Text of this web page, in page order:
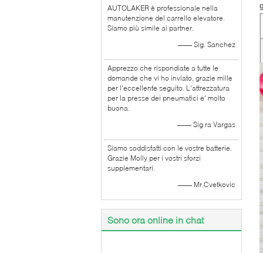
AUTOLAKER è professionale nella
manutenzione del carrello elevatore.
Siamo più simile ai partner.
—— Sig. Sanchez
Apprezzo che rispondiate a tutte le
domande che vi ho inviato, grazie mille
per l'eccellente seguito. L'attrezzatura
per la presse dei pneumatici e' molto
buona.
—— Sig.ra Vargas
Siamo soddisfatti con le vostre batterie.
Grazie Molly per i vostri sforzi
supplementari.
—— Mr.Cvetkovic
Sono ora online in chat